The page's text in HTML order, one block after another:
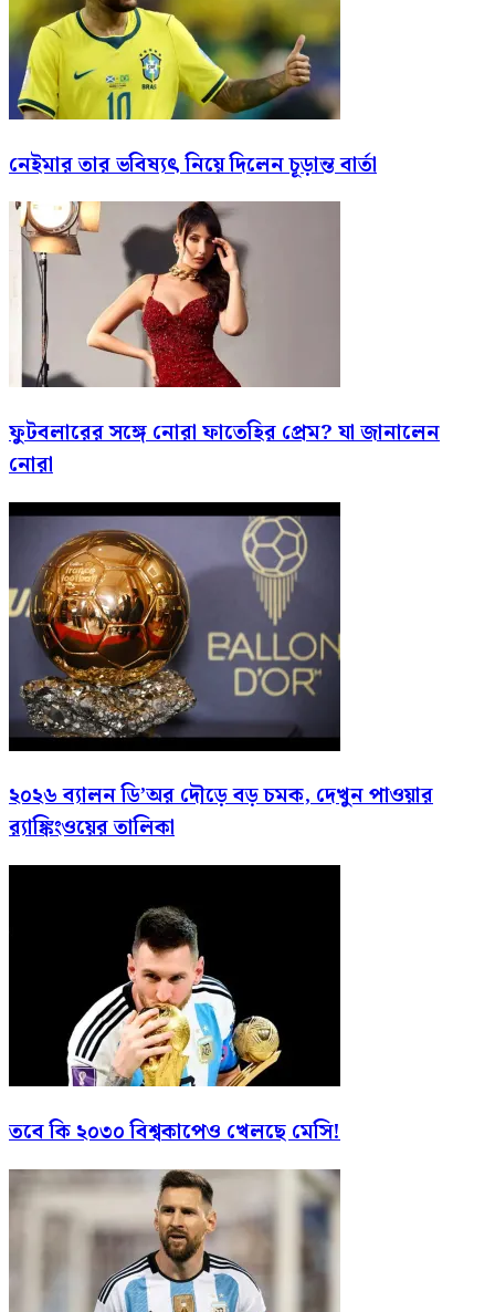
নেইমার তার ভবিষ্যৎ নিয়ে দিলেন চূড়ান্ত বার্তা
ফুটবলারের সঙ্গে নোরা ফাতেহির প্রেম? যা জানালেন
নোরা
২০২৬ ব্যালন ডি’অর দৌড়ে বড় চমক, দেখুন পাওয়ার
র‍্যাঙ্কিংওয়ের তালিকা
তবে কি ২০৩০ বিশ্বকাপেও খেলছে মেসি!